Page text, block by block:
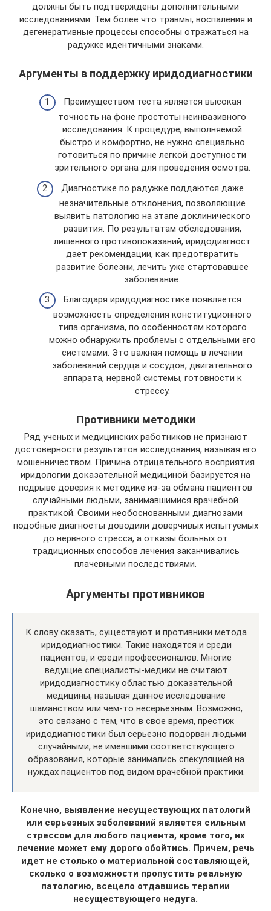
должны быть подтверждены дополнительными
исследованиями. Тем более что травмы, воспаления и
дегенеративные процессы способны отражаться на
радужке идентичными знаками.
Аргументы в поддержку иридодиагностики
Преимуществом теста является высокая
точность на фоне простоты неинвазивного
исследования. К процедуре, выполняемой
быстро и комфортно, не нужно специально
готовиться по причине легкой доступности
зрительного органа для проведения осмотра.
Диагностике по радужке поддаются даже
незначительные отклонения, позволяющие
выявить патологию на этапе доклинического
развития. По результатам обследования,
лишенного противопоказаний, иридодиагност
дает рекомендации, как предотвратить
развитие болезни, лечить уже стартовавшее
заболевание.
Благодаря иридодиагностике появляется
возможность определения конституционного
типа организма, по особенностям которого
можно обнаружить проблемы с отдельными его
системами. Это важная помощь в лечении
заболеваний сердца и сосудов, двигательного
аппарата, нервной системы, готовности к
стрессу.
Противники методики
Ряд ученых и медицинских работников не признают
достоверности результатов исследования, называя его
мошенничеством. Причина отрицательного восприятия
иридологии доказательной медициной базируется на
подрыве доверия к методике из-за обмана пациентов
случайными людьми, занимавшимися врачебной
практикой. Своими необоснованными диагнозами
подобные диагносты доводили доверчивых испытуемых
до нервного стресса, а отказы больных от
традиционных способов лечения заканчивались
плачевными последствиями.
Аргументы противников
К слову сказать, существуют и противники метода
иридодиагностики. Такие находятся и среди
пациентов, и среди профессионалов. Многие
ведущие специалисты-медики не считают
иридодиагностику областью доказательной
медицины, называя данное исследование
шаманством или чем-то несерьезным. Возможно,
это связано с тем, что в свое время, престиж
иридодиагностики был серьезно подорван людьми
случайными, не имевшими соответствующего
образования, которые занимались спекуляцией на
нуждах пациентов под видом врачебной практики.
Конечно, выявление несуществующих патологий
или серьезных заболеваний является сильным
стрессом для любого пациента, кроме того, их
лечение может ему дорого обойтись. Причем, речь
идет не столько о материальной составляющей,
сколько о возможности пропустить реальную
патологию, всецело отдавшись терапии
несуществующего недуга.